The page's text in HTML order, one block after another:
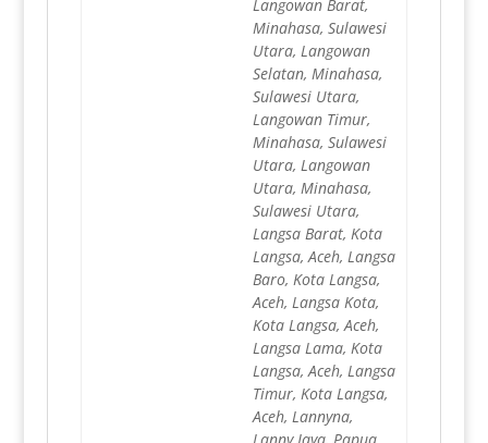
Langowan Barat,
Minahasa, Sulawesi
Utara, Langowan
Selatan, Minahasa,
Sulawesi Utara,
Langowan Timur,
Minahasa, Sulawesi
Utara, Langowan
Utara, Minahasa,
Sulawesi Utara,
Langsa Barat, Kota
Langsa, Aceh, Langsa
Baro, Kota Langsa,
Aceh, Langsa Kota,
Kota Langsa, Aceh,
Langsa Lama, Kota
Langsa, Aceh, Langsa
Timur, Kota Langsa,
Aceh, Lannyna,